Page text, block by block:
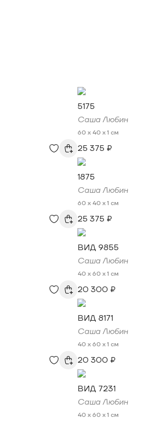
5175
Саша Любин
60 x 40 x 1 см
25 375 ₽
1875
Саша Любин
60 x 40 x 1 см
25 375 ₽
ВИД 9855
Саша Любин
40 x 60 x 1 см
20 300 ₽
ВИД 8171
Саша Любин
40 x 60 x 1 см
20 300 ₽
ВИД 7231
Саша Любин
40 x 60 x 1 см